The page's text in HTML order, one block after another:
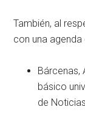
También, al
con una
Bárcenas,
básico
de